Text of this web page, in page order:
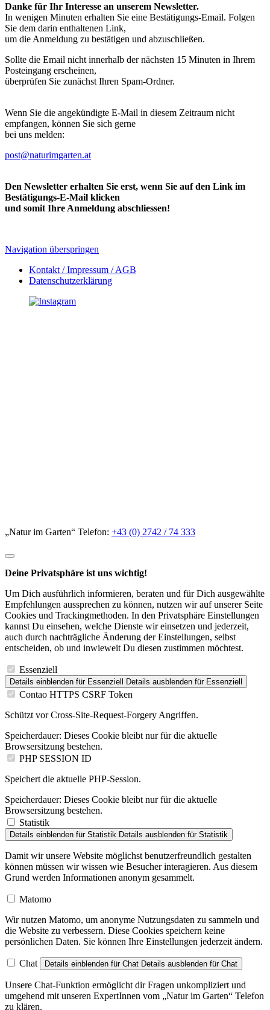
Danke für Ihr Interesse an unserem Newsletter.
In wenigen Minuten erhalten Sie eine Bestätigungs-Email. Folgen
Sie dem darin enthaltenen Link,
um die Anmeldung zu bestätigen und abzuschließen.
Sollte die Email nicht innerhalb der nächsten 15 Minuten in Ihrem
Posteingang erscheinen,
überprüfen Sie zunächst Ihren Spam-Ordner.
Wenn Sie die angekündigte E-Mail in diesem Zeitraum nicht
empfangen, können Sie sich gerne
bei uns melden:
post@naturimgarten.at
Den Newsletter erhalten Sie erst, wenn Sie auf den Link im
Bestätigungs-E-Mail klicken
und somit Ihre Anmeldung abschliessen!
Navigation überspringen
Kontakt / Impressum / AGB
Datenschutzerklärung
„Natur im Garten“ Telefon: +43 (0) 2742 / 74 333
Deine Privatsphäre ist uns wichtig!
Um Dich ausführlich informieren, beraten und für Dich ausgewählte
Empfehlungen aussprechen zu können, nutzen wir auf unserer Seite
Cookies und Trackingmethoden. In den Privatsphäre Einstellungen
kannst Du einsehen, welche Dienste wir einsetzen und jederzeit,
auch durch nachträgliche Änderung der Einstellungen, selbst
entscheiden, ob und inwieweit Du diesen zustimmen möchtest.
Essenziell
Details einblenden für Essenziell Details ausblenden für Essenziell
Contao HTTPS CSRF Token
Schützt vor Cross-Site-Request-Forgery Angriffen.
Speicherdauer: Dieses Cookie bleibt nur für die aktuelle
Browsersitzung bestehen.
PHP SESSION ID
Speichert die aktuelle PHP-Session.
Speicherdauer: Dieses Cookie bleibt nur für die aktuelle
Browsersitzung bestehen.
Statistik
Details einblenden für Statistik Details ausblenden für Statistik
Damit wir unsere Website möglichst benutzerfreundlich gestalten
können müssen wir wissen wie Besucher interagieren. Aus diesem
Grund werden Informationen anonym gesammelt.
Matomo
Wir nutzen Matomo, um anonyme Nutzungsdaten zu sammeln und
die Website zu verbessern. Diese Cookies speichern keine
persönlichen Daten. Sie können Ihre Einstellungen jederzeit ändern.
Chat Details einblenden für Chat Details ausblenden für Chat
Unsere Chat-Funktion ermöglicht dir Fragen unkompliziert und
umgehend mit unseren ExpertInnen vom „Natur im Garten“ Telefon
zu klären.